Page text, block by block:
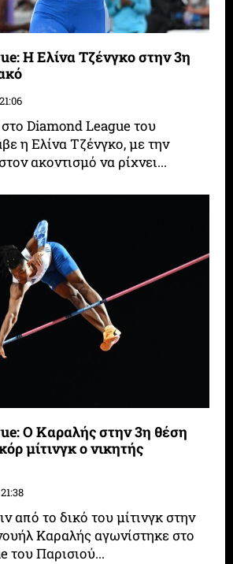
Η Ελίνα Τζένγκο στην 3η
Diamond League του
η Ελίνα Τζένγκο, με την
ακοντισμό να ρίχνει...
Ο Καραλής στην 3η θέση
μίτινγκ ο νικητής
από το δικό του μίτινγκ στην
Καραλής αγωνίστηκε στο
του Παρισιού...